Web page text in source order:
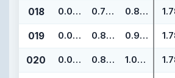
018 0.070 0.739 0.879
019 0.070 0.801 0.941
020 0.070 0.864 1.004